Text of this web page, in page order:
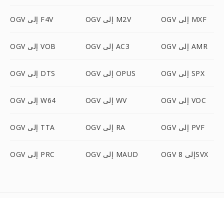
OGV إلى F4V OGV إلى M2V OGV إلى MXF
OGV إلى VOB OGV إلى AC3 OGV إلى AMR
OGV إلى DTS OGV إلى OPUS OGV إلى SPX
OGV إلى W64 OGV إلى WV OGV إلى VOC
OGV إلى TTA OGV إلى RA OGV إلى PVF
OGV إلى PRC OGV إلى MAUD OGV إلى 8SVX